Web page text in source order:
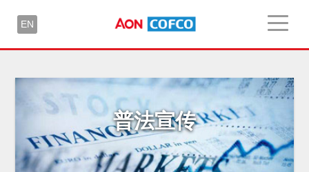
EN
普法宣传